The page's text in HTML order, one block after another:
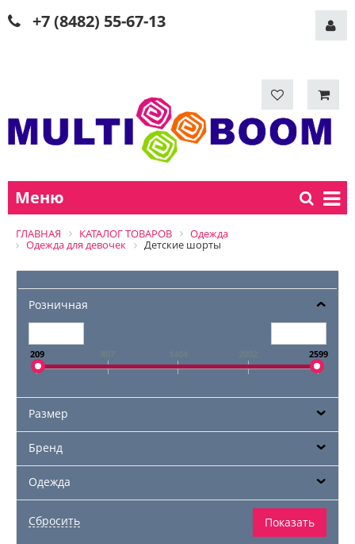
+7 (8482) 55-67-13
Меню
ГЛАВНАЯ КАТАЛОГ ТОВАРОВ
Одежда
Одежда для девочек
Детские шорты
Розничная
209 2599
Размер
Бренд
Одежда